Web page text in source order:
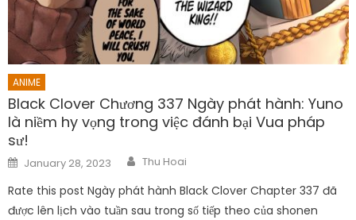
ANIME
Black Clover Chương 337 Ngày phát hành: Yuno
là niềm hy vọng trong việc đánh bại Vua pháp
sư!
Posted
on
January 28, 2023 Author
Thu Hoai
Rate this post Ngày phát hành Black Clover Chapter 337 đã
được lên lịch vào tuần sau trong số tiếp theo của shonen